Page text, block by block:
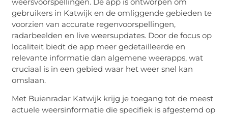
gebruikers in Katwijk en de omliggende gebieden te
voorzien van accurate regenvoorspellingen,
radarbeelden en live weersupdates. Door de focus op
localiteit biedt de app meer gedetailleerde en
relevante informatie dan algemene weerapps, wat
cruciaal is in een gebied waar het weer snel kan
omslaan.
Met Buienradar Katwijk krijg je toegang tot de meest
actuele weersinformatie die specifiek is afgestemd op